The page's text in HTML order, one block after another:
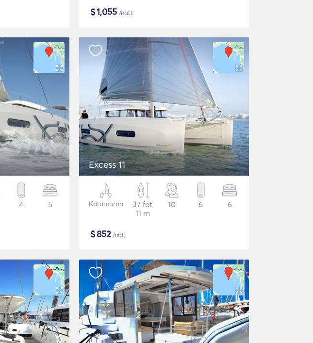
$1,055 /natt
4 5
Excess 11
Katamaran
37 fot
11 m
10 6 6
$852/natt